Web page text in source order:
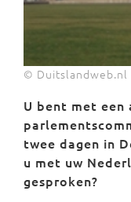
© Duitslandweb.nl
U bent met een
twee dagen in
u met uw
gesproken?